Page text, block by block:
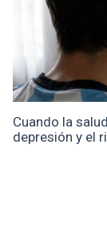
Cuando la
depresión y el